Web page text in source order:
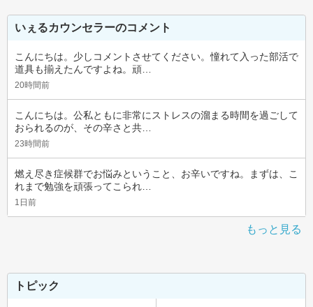
いぇるカウンセラーのコメント
こんにちは。少しコメントさせてください。憧れて入った部活で
道具も揃えたんですよね。頑…
20時間前
こんにちは。公私ともに非常にストレスの溜まる時間を過ごして
おられるのが、その辛さと共…
23時間前
燃え尽き症候群でお悩みということ、お辛いですね。まずは、こ
れまで勉強を頑張ってこられ…
1日前
もっと見る
トピック